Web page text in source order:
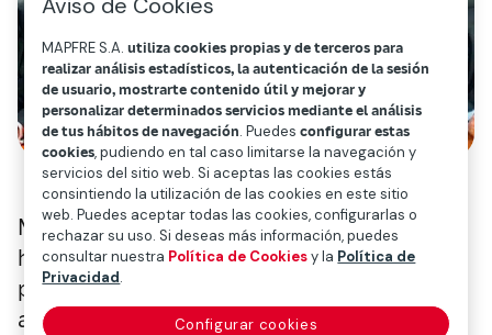
Mapfre y la Cámara de Comercio de España
han firmado un acuerdo de colaboración
para proporcionar a las pymes
asesoramiento, capacitación, apoyo
MAPFRE S.A.utiliza cookies propias y de terceros para
realizar análisis estadísticos, la autenticación de la sesión
de usuario, mostrarte contenido útil y mejorar y
personalizar determinados servicios mediante el análisis
de tus hábitos de navegación. Puedesconfigurar estas
cookies, pudiendo en tal caso limitarse la navegación y
servicios del sitio web. Si aceptas las cookies estás
consintiendo la utilización de las cookies en este sitio
web. Puedes aceptar todas las cookies, configurarlas o
rechazar su uso. Si deseas más información, puedes
consultar nuestra Política de Cookiesy la Política de
Privacidad.
Configurar cookies